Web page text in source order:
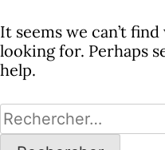
It seems we can’t find
looking for. Perhaps
help.
Rechercher :